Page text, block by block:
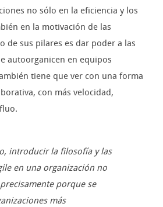
no sólo en la eficiencia y los
en la motivación de las
de sus pilares es dar poder a las
autoorganicen en equipos
tiene que ver con una forma
con más velocidad,
introducir la filosofía y las
en una organización no
porque se
más